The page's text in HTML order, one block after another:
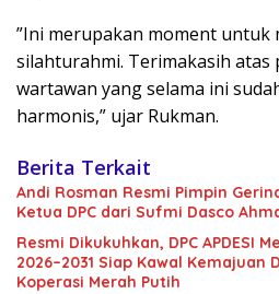
”Ini merupakan moment untuk
silahturahmi. Terimakasih atas
wartawan yang selama ini
harmonis,” ujar Rukman.
Berita Terkait
Andi Rosman Resmi Pimpin
Ketua DPC dari Sufmi Dasco
Resmi Dikukuhkan, DPC APDESI
2026–2031 Siap Kawal Kemajuan
Koperasi Merah Putih